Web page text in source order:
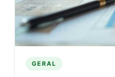
GERAL